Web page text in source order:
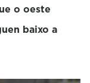
o oeste
baixo a